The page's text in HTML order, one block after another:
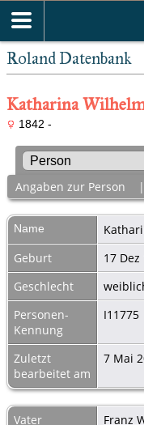
Roland Datenbank
Katharina
1842 -
Angaben zur Person
Name
Geburt
17 Dez
Geschlecht
Personen-
Kennung
I11775
Zuletzt
bearbeitet am
7 Mai
Vater Franz